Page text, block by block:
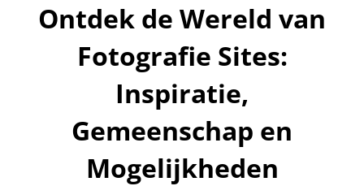
Ontdek de Wereld van
Fotografie Sites:
Inspiratie,
Gemeenschap en
Mogelijkheden